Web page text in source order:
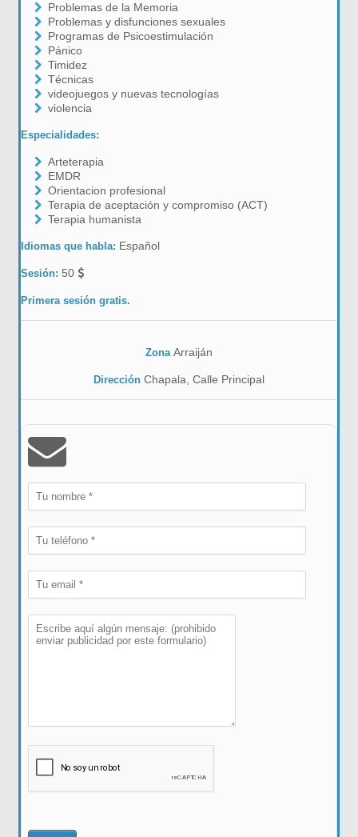
Problemas de la Memoria
Problemas y disfunciones sexuales
Programas de Psicoestimulación
Pánico
Timidez
Técnicas
videojuegos y nuevas tecnologías
violencia
Especialidades:
Arteterapia
EMDR
Orientacion profesional
Terapia de aceptación y compromiso (ACT)
Terapia humanista
Idiomas que habla: Español
Sesión: 50
Primera sesión gratis.
Zona Arraiján
Dirección Chapala, Calle Principal